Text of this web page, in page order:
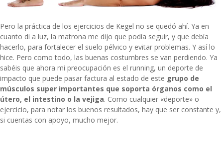
Pero la práctica de los ejercicios de Kegel no se quedó ahí. Ya en
cuanto di a luz, la matrona me dijo que podía seguir, y que debía
hacerlo, para fortalecer el suelo pélvico y evitar problemas. Y así lo
hice. Pero como todo, las buenas costumbres se van perdiendo. Ya
sabéis que ahora mi preocupación es el running, un deporte de
impacto que puede pasar factura al estado de este grupo de
músculos super importantes que soporta órganos como el
útero, el intestino o la vejiga. Como cualquier «deporte» o
ejercicio, para notar los buenos resultados, hay que ser constante y,
si cuentas con apoyo, mucho mejor.